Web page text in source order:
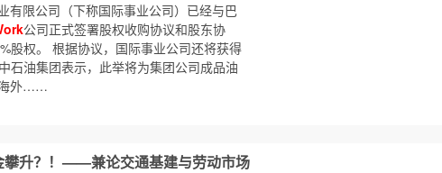
有限公司（下称国际事业公司）已经与巴
公司正式签署股权收购协议和股东协
股权。 根据协议，国际事业公司还将获得
石油集团表示，此举将为集团公司成品油
海外……
攀升？！——兼论交通基建与劳动市场